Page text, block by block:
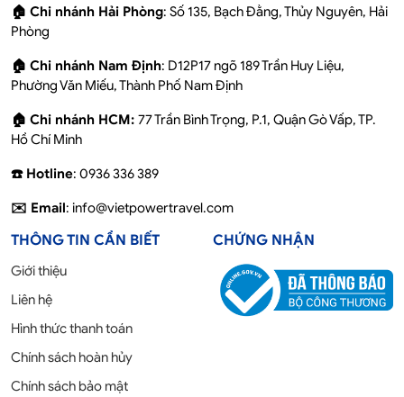
🏠 Chi nhánh Hải Phòng: Số 135, Bạch Đằng, Thủy Nguyên, Hải
Phòng
🏠 Chi nhánh Nam Định: D12P17 ngõ 189 Trần Huy Liệu,
Phường Văn Miếu, Thành Phố Nam Định
🏠 Chi nhánh HCM: 77 Trần Bình Trọng, P.1, Quận Gò Vấp, TP.
Hồ Chí Minh
☎️ Hotline: 0936 336 389
✉️ Email: info@vietpowertravel.com
THÔNG TIN CẦN BIẾT
Giới thiệu
Liên hệ
Hình thức thanh toán
Chính sách hoàn hủy
Chính sách bảo mật
CHỨNG NHẬN